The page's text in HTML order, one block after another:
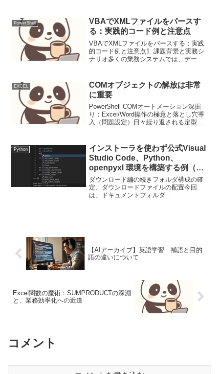
するためには、アルゴリズムの知識が不
可欠です。Pythonは...
PowerShell
VBAでXMLファイルをパースす
る：実践的コード例と注意点
VBAでXMLファイルをパースする：実践
的コード例と注意点1. 課題背景と実務シ
ナリオ多くの業務システムでは、データ
サービスとのAPI連携など、Excel VBA
で...
EXCEL
COMオブジェクトの解放は非常
に重要
PowerShell COMオートメーション深掘
り：Excel/Word操作の極意と落とし穴導
入（問題設定）日々繰り返される定型業
Officeアプリケーションは...
Python
インストーラを使わず公式Visual
Studio Code、Python、
openpyxl 環境を構築する例（そ
の２、設定）
ダウンロード編の続きフォルダ構成の確
定、ダウンロードファイルの配置今回
は、ドキュメントフォルダ
【AIアーカイブ】英語学習 補語と目的
語の違いについて
Excel関数の魔術：SUMPRODUCTの深淵
と、業務効率化への近道
コメント